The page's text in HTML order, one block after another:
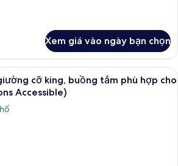
Xem giá vào ngày bạn chọn
Phòng Tiêu chuẩn, 1 giường cỡ
cỡ king, buồng tắm phù hợp cho
Accessible)